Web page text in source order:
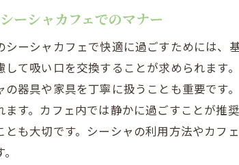
ーシャカフェでのマナー
シーシャカフェで快適に過ごすためには、
して吸い口を交換することが求められます
の器具や家具を丁寧に扱うことも重要です
ます。カフェ内では静かに過ごすことが推
とも大切です。シーシャの利用方法やカフ